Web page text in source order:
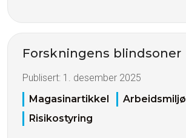
Forskningens blindsoner
Publisert: 1. desember 2025
Magasinartikkel
Arbeidsmiljø
Risikostyring